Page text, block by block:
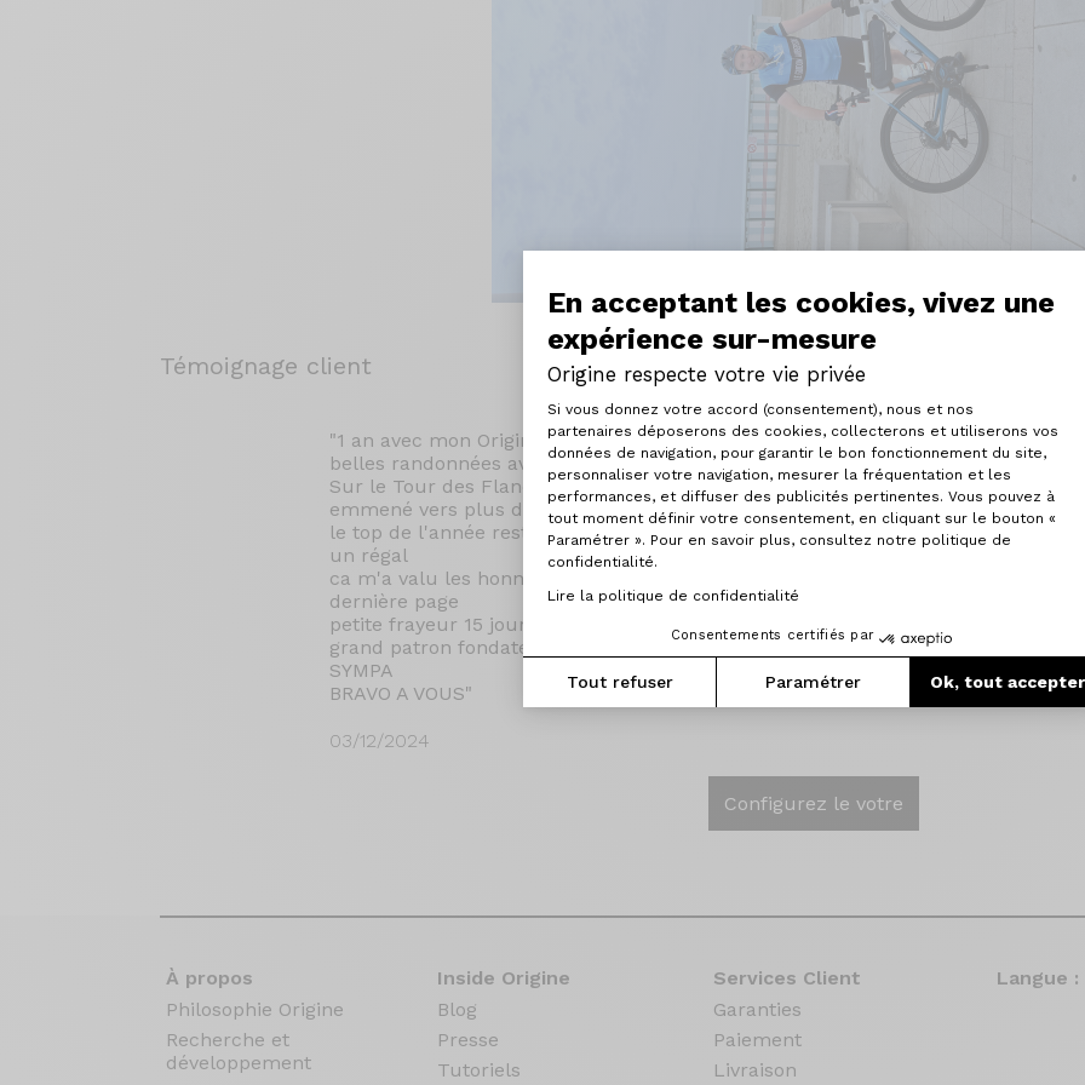
En acceptant les cookies, vivez une
expérience sur-mesure
Origine respecte votre vie privée
Plateforme de Gestion du
Si vous donnez votre accord (consentement), nous et nos
partenaires déposerons des cookies, collecterons et utiliserons vos
données de navigation, pour garantir le bon fonctionnement du site,
personnaliser votre navigation, mesurer la fréquentation et les
performances, et diffuser des publicités pertinentes. Vous pouvez à
tout moment définir votre consentement, en cliquant sur le bouton «
Paramétrer ». Pour en savoir plus, consultez notre politique de
confidentialité.
Lire la politique de confidentialité
Consentements certifiés par
Tout refuser Paramétrer Ok, tout accepter
Axeptio consent
Témoignage client
"1 an avec mon Origine AXXOME 3 GTO..le bonheur total
belles randonnées avec cette machine très confortable et performante ! Bravo à
Sur le Tour des Flandres mais encore plus sur le grand parcours de Paris
emmené vers plus de puissance grâce à un confort exceptionnel sur les pavés
le top de l'année reste la Diagonale Dunkerque Menton avec mon fils et 200
un régal
ca m'a valu les honneurs d'un petit article sur Cyclist bien connu d'Origine
dernière page
petite frayeur 15 jours avant de partir avec une fissure sur une jante, venu à
grand patron fondateur très sympa qui ne m'a pas laissé partir sans le prêt
SYMPA
BRAVO A VOUS"
03/12/2024
Configurez le votre
À propos
Philosophie Origine
Recherche et
développement
Inside Origine
Blog
Presse
Tutoriels
Services Client
Garanties
Paiement
Livraison
Langue :